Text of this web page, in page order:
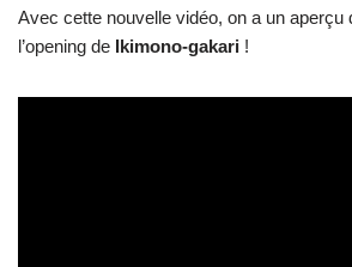
Avec cette nouvelle vidéo, on a un aperçu
l’opening de Ikimono-gakari !